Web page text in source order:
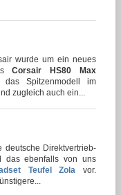
wurde um ein neues
Corsair HS80 Max
Spitzenmodell im
zugleich auch ein...
deutsche Direktvertrieb-
das ebenfalls von uns
Teufel Zola vor.